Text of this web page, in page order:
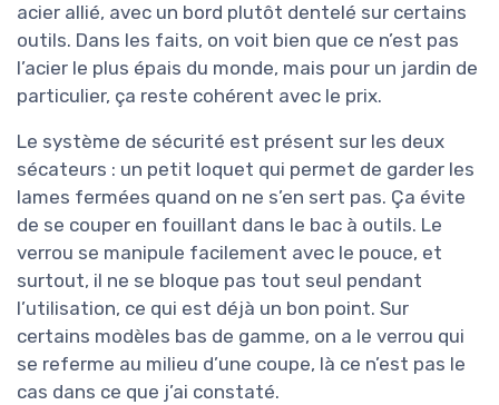
acier allié, avec un bord plutôt dentelé sur certains
outils. Dans les faits, on voit bien que ce n’est pas
l’acier le plus épais du monde, mais pour un jardin de
particulier, ça reste cohérent avec le prix.
Le système de sécurité est présent sur les deux
sécateurs : un petit loquet qui permet de garder les
lames fermées quand on ne s’en sert pas. Ça évite
de se couper en fouillant dans le bac à outils. Le
verrou se manipule facilement avec le pouce, et
surtout, il ne se bloque pas tout seul pendant
l’utilisation, ce qui est déjà un bon point. Sur
certains modèles bas de gamme, on a le verrou qui
se referme au milieu d’une coupe, là ce n’est pas le
cas dans ce que j’ai constaté.